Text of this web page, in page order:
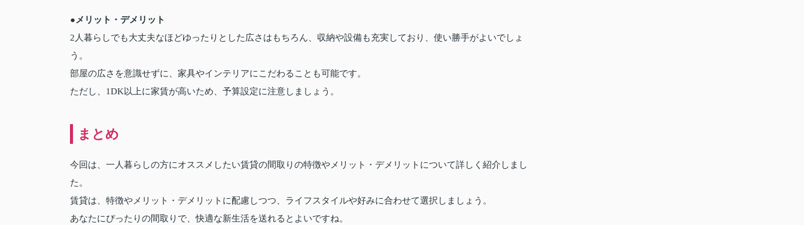
●メリット・デメリット
2人暮らしでも大丈夫なほどゆったりとした広さはもちろん、収納や設備も充実しており、使い勝手がよいでしょ
う。
部屋の広さを意識せずに、家具やインテリアにこだわることも可能です。
ただし、1DK以上に家賃が高いため、予算設定に注意しましょう。
まとめ
今回は、一人暮らしの方にオススメしたい賃貸の間取りの特徴やメリット・デメリットについて詳しく紹介しまし
た。
賃貸は、特徴やメリット・デメリットに配慮しつつ、ライフスタイルや好みに合わせて選択しましょう。
あなたにぴったりの間取りで、快適な新生活を送れるとよいですね。